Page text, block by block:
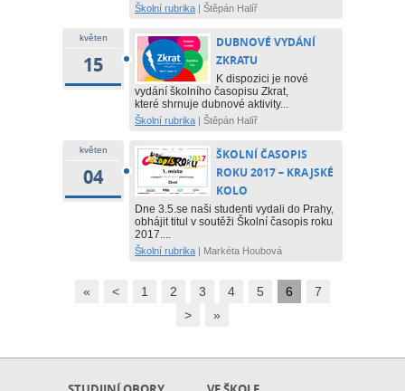
Školní rubrika Štěpán Halíř
květen
15
DUBNOVÉ VYDÁNÍ
ZKRATU
K dispozici je nové
vydání školního časopisu Zkrat,
které shrnuje dubnové aktivity...
Školní rubrika Štěpán Halíř
květen
04
ŠKOLNÍ ČASOPIS
ROKU 2017 – KRAJSKÉ
KOLO
Dne 3.5.se naši studenti vydali do Prahy,
obhájit titul v soutěži Školní časopis roku
2017....
Školní rubrika Markéta Houbová
« < 1 2 3 4 5 6
7
>
»